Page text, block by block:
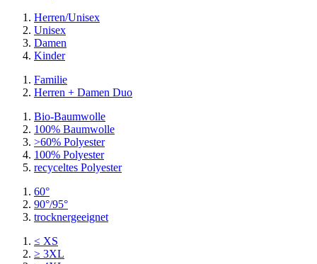
Herren/Unisex
Unisex
Damen
Kinder
Familie
Herren + Damen Duo
Bio-Baumwolle
100% Baumwolle
>60% Polyester
100% Polyester
recyceltes Polyester
60°
90°/95°
trocknergeeignet
≤ XS
≥ 3XL